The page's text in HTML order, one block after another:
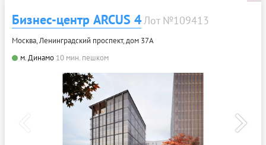
Бизнес-центр ARCUS 4Лот №109413
Москва, Ленинградский проспект, дом 37А
м. Динамо 10 мин. пешком